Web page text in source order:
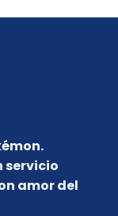
servicio
amor del